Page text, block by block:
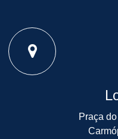
Praça